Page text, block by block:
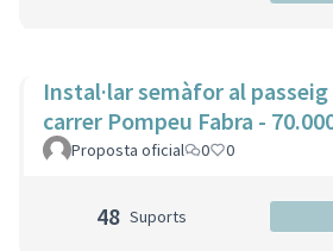
Instal·lar semàfor al
carrer Pompeu Fabra -
Proposta oficial 0 0
48 Suports